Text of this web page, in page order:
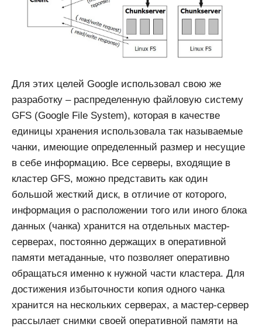
Для этих целей Google использовал свою же
разработку – распределенную файловую систему
GFS (Google File System), которая в качестве
единицы хранения использовала так называемые
чанки, имеющие определенный размер и несущие
в себе информацию. Все серверы, входящие в
кластер GFS, можно представить как один
большой жесткий диск, в отличие от которого,
информация о расположении того или иного блока
данных (чанка) хранится на отдельных мастер-
серверах, постоянно держащих в оперативной
памяти метаданные, что позволяет оперативно
обращаться именно к нужной части кластера. Для
достижения избыточности копия одного чанка
хранится на нескольких серверах, а мастер-сервер
рассылает снимки своей оперативной памяти на